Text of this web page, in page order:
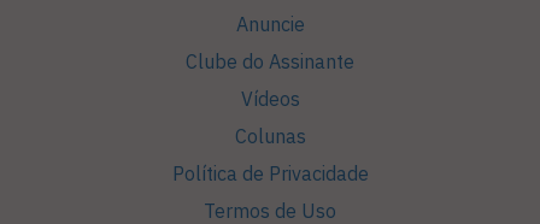
Anuncie
Clube do Assinante
Vídeos
Colunas
Política de Privacidade
Termos de Uso